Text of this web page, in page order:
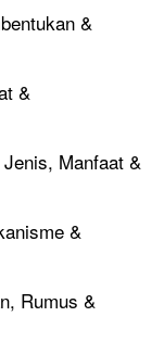
&
&
Manfaat &
&
Rumus &